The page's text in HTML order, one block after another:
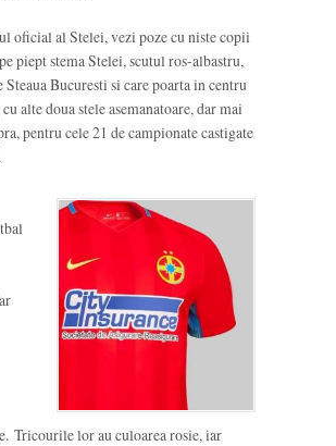
oficial al Stelei, vezi poze cu niste copii
piept stema Stelei, scutul ros-albastru,
Steaua Bucuresti si care poarta in centru
alte doua stele asemanatoare, dar mai
pentru cele 21 de campionate castigate
Tricourile lor au culoarea rosie, iar